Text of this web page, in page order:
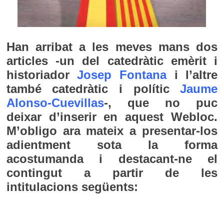
Han arribat a les meves mans dos
articles -un del catedràtic emèrit i
historiadorJosep Fontanai l’altre
també catedràtic i políticJaume
Alonso-Cuevillas-, que no puc
deixar d’inserir en aquest Webloc.
M’obligo ara mateix a presentar-los
adientment sota la forma
acostumanda i destacant-ne el
contingut a partir de les
intitulacions següents: